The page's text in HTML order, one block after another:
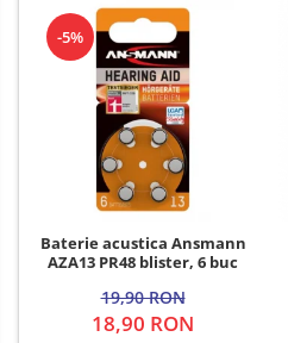
-5%
Baterie acustica Ansmann
AZA13 PR48 blister, 6 buc
19,90 RON
18,90 RON